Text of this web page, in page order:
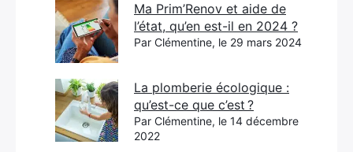
Ma Prim’Renov et aide de
l’état, qu’en est-il en 2024 ?
Par Clémentine, le 29 mars 2024
La plomberie écologique :
qu’est-ce que c’est ?
Par Clémentine, le 14 décembre
2022